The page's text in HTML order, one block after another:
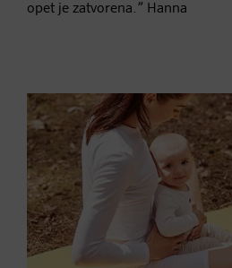
opet je zatvorena.” Hanna